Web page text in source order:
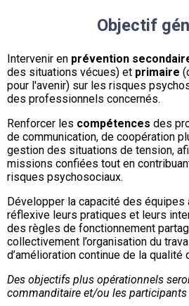
Objectif
Intervenir en prévention
des situations vécues) et primaire
pour l'avenir) sur les risques
des professionnels concernés.
Renforcer les compétences des
de communication, de coopération
gestion des situations de tension,
missions confiées tout en
risques psychosociaux.
Développer la capacité des équipes
réflexive leurs pratiques et leurs
des règles de fonctionnement
collectivement l’organisation du
d’amélioration continue de la qualité
Des objectifs plus opérationnels
commanditaire et/ou les